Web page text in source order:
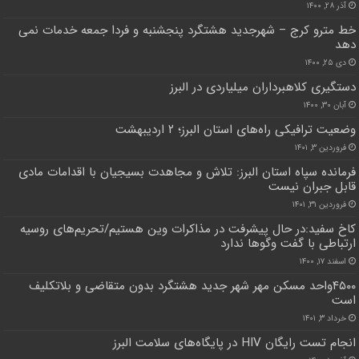
آذر ۲۸, ۱۴۰۰
خط مترو کرج – شهرجدید هشتگرد پنجشنبه و فردا جمعه خدمات نمی
دهد
دی ۲۵, ۱۴۰۰
دستگیری کلاهبرداران میلیاردی در البرز
آبان ۳۰, ۱۴۰۰
وضعیت ترافیکی راه‌های استان البرز؛ ۲ اردیبهشت
فروردین ۳, ۱۴۰۱
فرمانده سپاه استان البرز: تلاش و مجاهدت بسیجیان با اقدامات مادی
قابل جبران نیست
فروردین ۳۱, ۱۴۰۱
کاخ سفید:در حال پیشرفت در مذاکرات وین هستیم/تحریم‌های روسیه
ارتباطی با گفت وگوها ندارد
اسفند ۱۷, ۱۴۰۰
۴۵۰۰واحد مسکن مهر شهر جدید هشتگرد بدون متقاضی و بلاتکلیف
است
خرداد ۳, ۱۴۰۱
انجام تست رایگان HIV در پایگاه‌های سلامت البرز